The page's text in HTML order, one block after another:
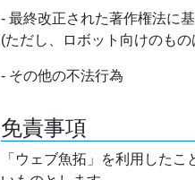
- 最終改正された著作権法に
(ただし、ロボット向けのも
- その他の不法行為
免責事項
「ウェブ魚拓」を利用した